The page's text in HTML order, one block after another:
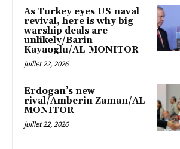
As Turkey eyes US naval
revival, here is why big
warship deals are
unlikely/Barin
Kayaoglu/AL-MONITOR
juillet 22, 2026
Erdogan’s new
rival/Amberin Zaman/AL-
MONITOR
juillet 22, 2026